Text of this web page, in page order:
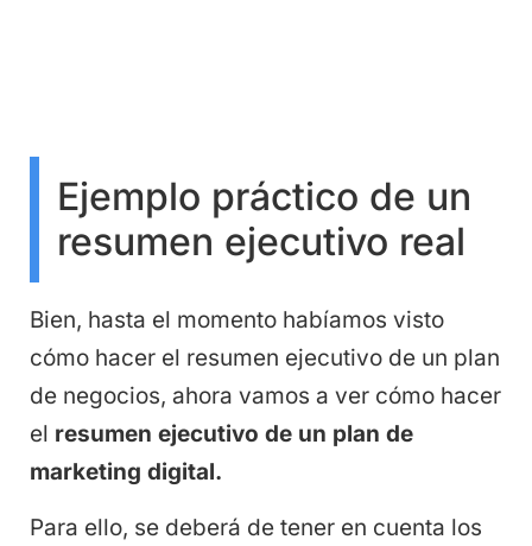
Ejemplo práctico de un
resumen ejecutivo real
Bien, hasta el momento habíamos visto
cómo hacer el resumen ejecutivo de un plan
de negocios, ahora vamos a ver cómo hacer
el resumen ejecutivo de un plan de
marketing digital.
Para ello, se deberá de tener en cuenta los